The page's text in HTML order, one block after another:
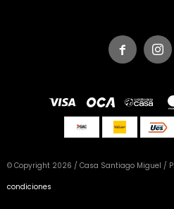
 
© Copyright 2026 / Casa Santiago Miguel / P.
condiciones